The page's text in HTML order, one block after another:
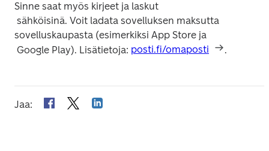
Sinne saat myös kirjeet ja laskut
sovelluskaupasta (esimerkiksi App Store ja
Google Play). Lisätietoja: posti.fi/omaposti .
Jaa: